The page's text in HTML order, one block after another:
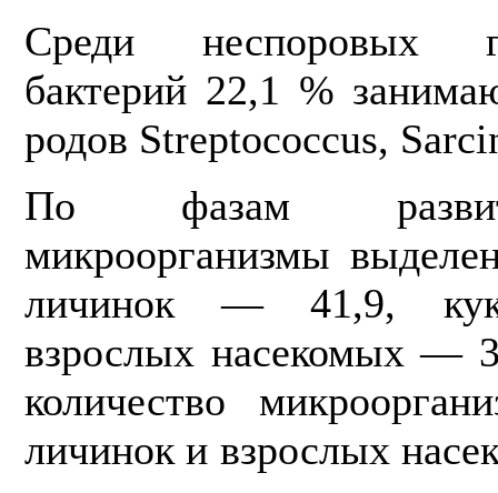
Среди неспоровых
бактерий 22,1 %
родов Streptococcus,
По фазам
микроорганизмы
личинок — 41,9,
взрослых насекомых —
количество
личинок и взрослых